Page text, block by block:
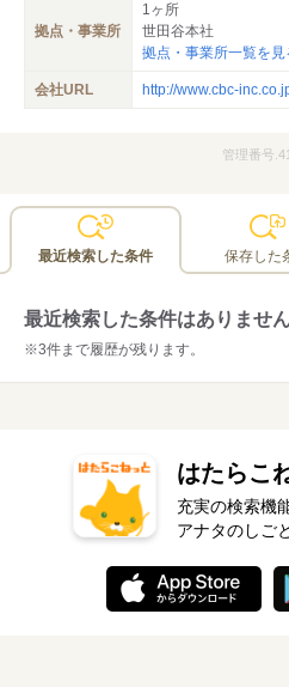
拠点・事業所
1ヶ所
世田谷本社
拠点・事業所一覧を見
会社URL http://www.cbc-
管理番号
最近検索した条件 保存した
最近検索した条件はありません
※3件まで履歴が残ります。
はたらこ
充実の検索機
アナタのしご